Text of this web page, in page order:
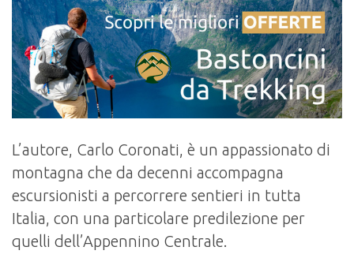
L’autore, Carlo Coronati, è un appassionato di
montagna che da decenni accompagna
escursionisti a percorrere sentieri in tutta
Italia, con una particolare predilezione per
quelli dell’Appennino Centrale.